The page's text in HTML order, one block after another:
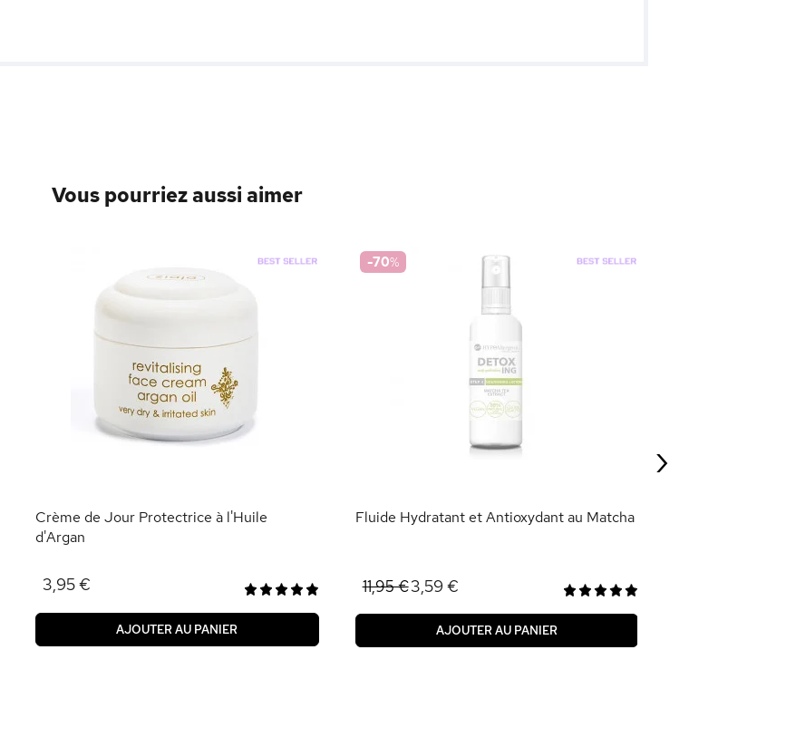
Vous pourriez aussi aimer
Crème de Jour Protectrice à l'Huile
d'Argan
3,95 €
AJOUTER AU PANIER
-70%
Fluide Hydratant et Antioxydant au Matcha
11,95 €3,59 €
AJOUTER AU PANIER
›